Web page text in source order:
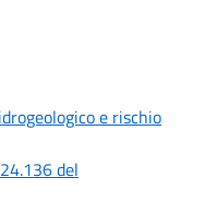
e rischio
del